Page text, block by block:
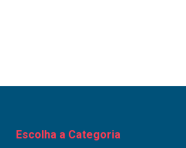
Escolha a Categoria